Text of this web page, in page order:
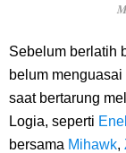
Sebelum berlatih
belum
saat bertarung
Logia, seperti Enel
bersama Mihawk,